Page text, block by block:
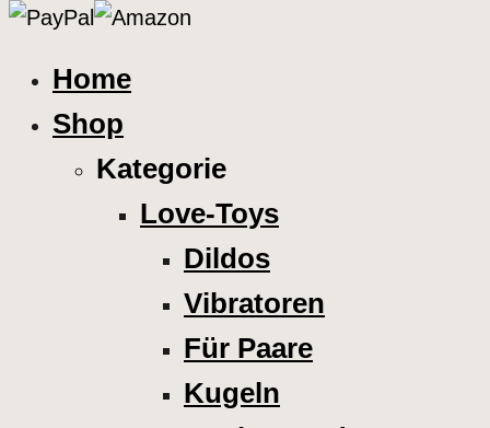
Home
Shop
Kategorie
Love-Toys
Dildos
Vibratoren
Für Paare
Kugeln